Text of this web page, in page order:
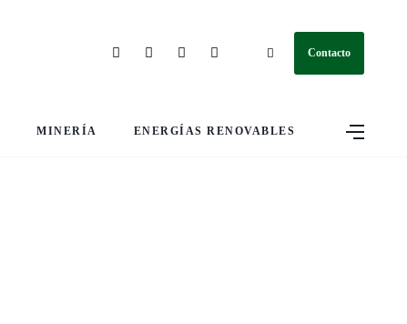
Contacto
MINERÍA ENERGÍAS RENOVABLES